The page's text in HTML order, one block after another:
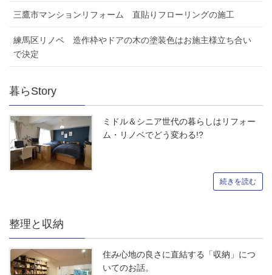
三鷹市マンションリフォーム 直貼りフローリングの施工
練馬区リノベ 造作枠やドアの木の塗装色はお施主様立ち合い
で決定
暮らStory
ミドル＆シニア世代の暮らしはリフォー
ム・リノベでどう変わる!?
続きを読む
整理と収納
住み心地の良さに直結する「収納」につ
いてのお話。